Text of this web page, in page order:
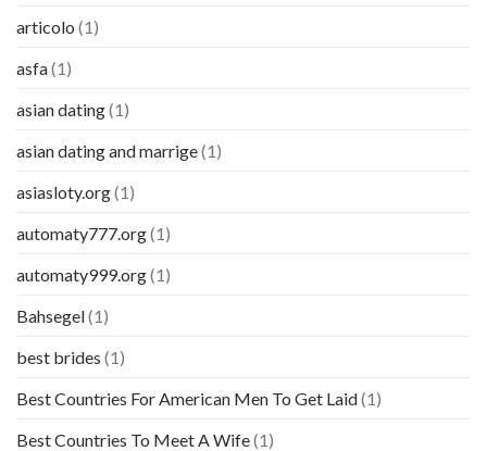
articolo (1)
asfa(1)
asian dating(1)
asian dating and marrige(1)
asiasloty.org(1)
automaty777.org(1)
automaty999.org(1)
Bahsegel(1)
best brides (1)
Best Countries For American Men To Get Laid(1)
Best Countries To Meet A Wife(1)